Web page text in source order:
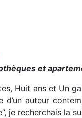
et
Huit ans et Un
auteur
je recherchais